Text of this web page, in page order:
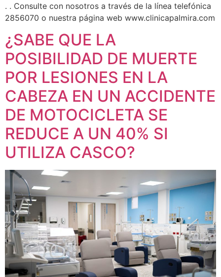
. . Consulte con nosotros a través de la línea telefónica
2856070 o nuestra página web www.clinicapalmira.com
¿SABE QUE LA
POSIBILIDAD DE MUERTE
POR LESIONES EN LA
CABEZA EN UN ACCIDENTE
DE MOTOCICLETA SE
REDUCE A UN 40% SI
UTILIZA CASCO?